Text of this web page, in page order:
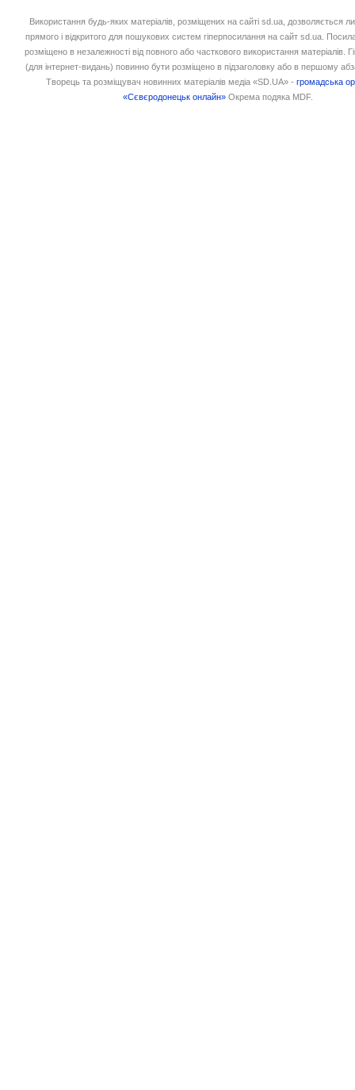
Використання будь-яких матеріалів, розміщених на сайті sd.ua, дозволяється
прямого і відкритого для пошукових систем гіперпосилання на сайт sd.ua.
розміщено в незалежності від повного або часткового використання матеріалів.
(для інтернет-видань) повинно бути розміщено в підзаголовку або в першому
Творець та розміщувач новинних матеріалів медіа «SD.UA» -громадська
«Сєвєродонецьк онлайн» Окрема подяка MDF.